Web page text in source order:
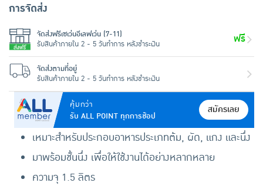
คุ้มกว่า
รับ ALL POINT ทุกการช้อป
สมัครเลย
เหมาะสำหรับประกอบอาหารประเภทต้ม, ผัด, แกง และนึ่ง
มาพร้อมชั้นนึ่ง เพื่อให้ใช้งานได้อย่างหลากหลาย
ความจุ 1.5 ลิตร
การจัดส่ง
จัดส่งฟรีเซเว่นอีเลฟเว่น (7-11)
รับสินค้าภายใน 2 - 5 วันทำการ หลังชำระเงิน
ฟรี
จัดส่งตามที่อยู่
รับสินค้าภายใน 2 - 5 วันทำการ หลังชำระเงิน